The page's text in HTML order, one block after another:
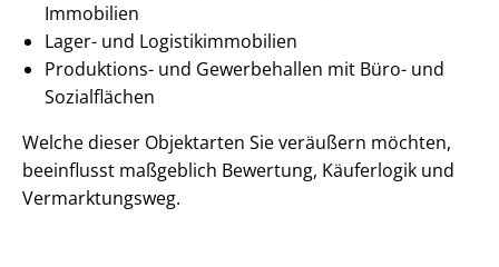
Immobilien
Lager- und Lo­gis­tik­im­mo­bi­li­en
Produktions- und Gewerbehallen mit Büro- und
Sozialflächen
Welche dieser Objektarten Sie veräußern möchten,
beeinflusst maßgeblich Bewertung, Käuferlogik und
Vermarktungsweg.